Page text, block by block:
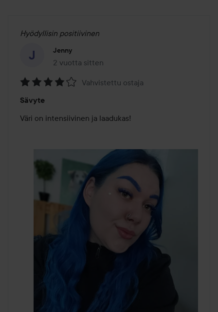
Hyödyllisin positiivinen
Jenny
2 vuotta sitten
Viesti luotiin 2 vuotta sitten
4
/
Vahvistettu ostaja
Sävyte
Väri on intensiivinen ja laadukas!